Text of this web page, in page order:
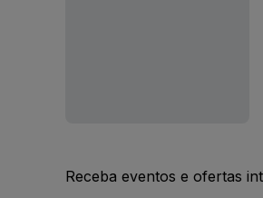
Receba eventos e ofertas